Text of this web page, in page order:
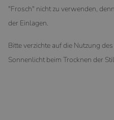
"Frosch" nicht zu verwenden,
der Einlagen.
Bitte verzichte auf die Nutzung
Sonnenlicht beim Trocknen der